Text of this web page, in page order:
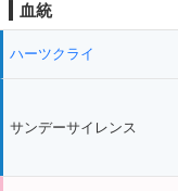
血統
ハーツクライ
サンデーサイレンス